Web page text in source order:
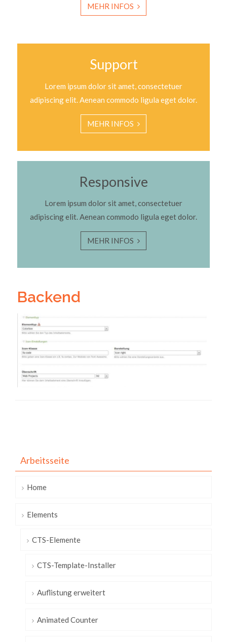
MEHR INFOS
Support
Lorem ipsum dolor sit amet, consectetuer
adipiscing elit. Aenean commodo ligula eget dolor.
MEHR INFOS
Responsive
Lorem ipsum dolor sit amet, consectetuer
adipiscing elit. Aenean commodo ligula eget dolor.
MEHR INFOS
Backend
Arbeitsseite
Home
Elements
CTS-Elemente
CTS-Template-Installer
Auflistung erweitert
Animated Counter